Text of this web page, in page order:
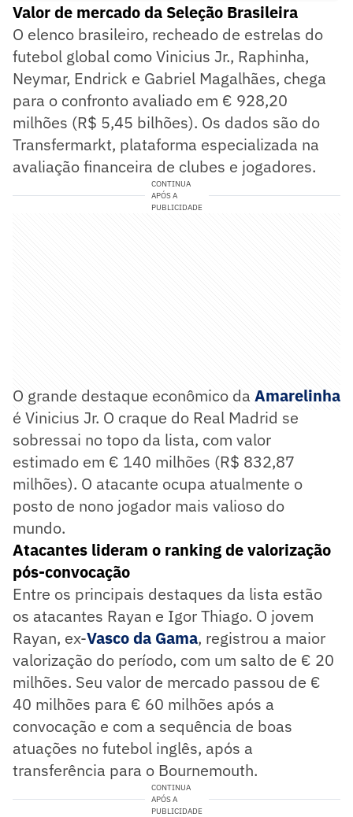
Valor de mercado da Seleção Brasileira
O elenco brasileiro, recheado de estrelas do
futebol global como Vinicius Jr., Raphinha,
Neymar, Endrick e Gabriel Magalhães, chega
para o confronto avaliado em € 928,20
milhões (R$ 5,45 bilhões). Os dados são do
Transfermarkt, plataforma especializada na
avaliação financeira de clubes e jogadores.
CONTINUA
APÓS A
PUBLICIDADE
O grande destaque econômico da Amarelinha
é Vinicius Jr. O craque do Real Madrid se
sobressai no topo da lista, com valor
estimado em € 140 milhões (R$ 832,87
milhões). O atacante ocupa atualmente o
posto de nono jogador mais valioso do
mundo.
Atacantes lideram o ranking de valorização
pós-convocação
Entre os principais destaques da lista estão
os atacantes Rayan e Igor Thiago. O jovem
Rayan, ex-Vasco da Gama, registrou a maior
valorização do período, com um salto de € 20
milhões. Seu valor de mercado passou de €
40 milhões para € 60 milhões após a
convocação e com a sequência de boas
atuações no futebol inglês, após a
transferência para o Bournemouth.
CONTINUA
APÓS A
PUBLICIDADE